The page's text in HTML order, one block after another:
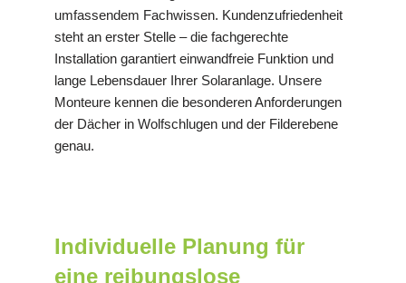
umfassendem Fachwissen. Kundenzufriedenheit
steht an erster Stelle – die fachgerechte
Installation garantiert einwandfreie Funktion und
lange Lebensdauer Ihrer Solaranlage. Unsere
Monteure kennen die besonderen Anforderungen
der Dächer in Wolfschlugen und der Filderebene
genau.
Individuelle Planung für
eine reibungslose